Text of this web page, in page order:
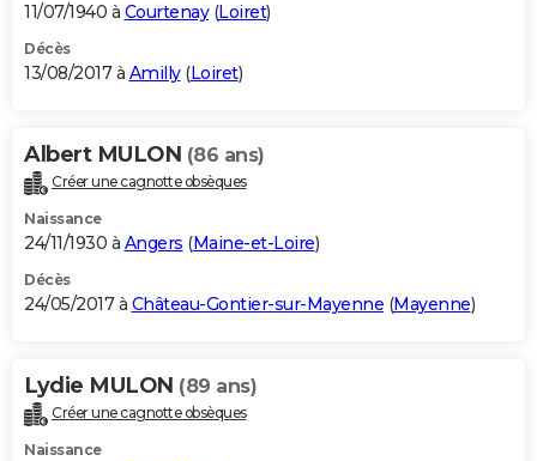
11/07/1940 à Courtenay(Loiret)
Décès
13/08/2017 à Amilly(Loiret)
Albert MULON (86 ans)
Créer une cagnotte obsèques
Naissance
24/11/1930 à Angers (Maine-et-Loire)
Décès
24/05/2017 à Château-Gontier-sur-Mayenne (Mayenne)
Lydie MULON (89 ans)
Créer une cagnotte obsèques
Naissance